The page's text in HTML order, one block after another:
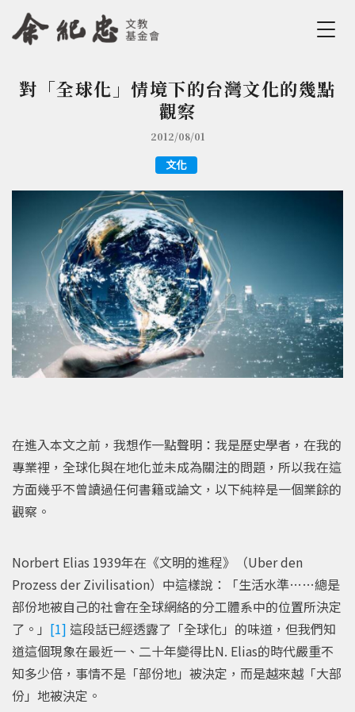
Jump to Navigation
Jump to Main content
您在這裡
對「全球化」情境下的台灣文化的幾點
觀察
2012/08/01
文化
在進入本文之前，我想作一點聲明：我是歷史學者，在我的
專業裡，全球化與在地化並未成為關注的問題，所以我在這
方面幾乎不曾讀過任何書籍或論文，以下純粹是一個業餘的
觀察。
Norbert Elias 1939年在《文明的進程》（Uber den
Prozess der Zivilisation）中這樣說：「生活水準……總是
部份地被自己的社會在全球網絡的分工體系中的位置所決定
了。」 [1] 這段話已經透露了「全球化」的味道，但我們知
道這個現象在最近一、二十年變得比N. Elias的時代嚴重不
知多少倍，事情不是「部份地」被決定，而是越來越「大部
份」地被決定。